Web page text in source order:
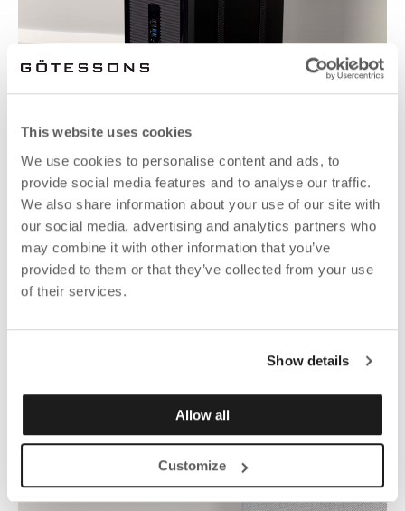
This website uses cookies
We use cookies to personalise content and ads, to
provide social media features and to analyse our traffic.
We also share information about your use of our site with
our social media, advertising and analytics partners who
may combine it with other information that you’ve
provided to them or that they’ve collected from your use
of their services.
Show details
Allow all
Customize
SOPORTE 1 PARA CPU
Disponible en más variantes.
Fr. 58.83 EUR